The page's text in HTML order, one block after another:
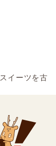
イーツを古